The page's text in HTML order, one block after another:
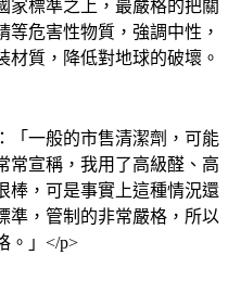
家標準之上，最嚴格的把關
危害性物質，強調中性，
材質，降低對地球的破壞。
「一般的市售清潔劑，可能
常宣稱，我用了高級醛、高
棒，可是事實上這種情況還
準，管制的非常嚴格，所以
。」</p>